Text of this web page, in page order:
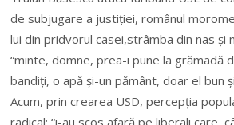
de subjugare a justiției, românul
lui din pridvorul casei,strâmba din nas și
“minte, domne, prea-i pune la grămadă
bandiți, o apă și-un pământ, doar el bun și
Acum, prin crearea USD, percepția